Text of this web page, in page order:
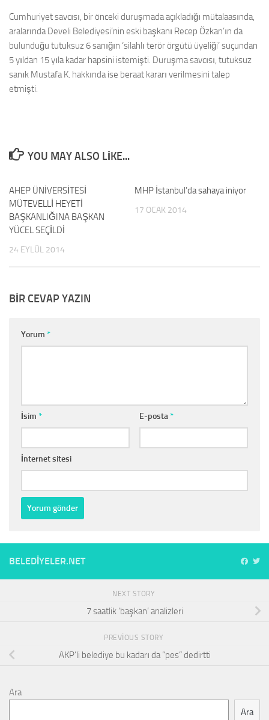
Cumhuriyet savcısı, bir önceki duruşmada açıkladığı mütalaasında,
aralarında Develi Belediyesi’nin eski başkanı Recep Özkan’ın da
bulunduğu tutuksuz 6 sanığın ‘silahlı terör örgütü üyeliği’ suçundan
5 yıldan 15 yıla kadar hapsini istemişti. Duruşma savcısı, tutuksuz
sanık Mustafa K. hakkında ise beraat kararı verilmesini talep
etmişti.
YOU MAY ALSO LIKE...
AHEP ÜNİVERSİTESİ
MÜTEVELLİ HEYETİ
BAŞKANLIĞINA BAŞKAN
YÜCEL SEÇİLDİ
24 EYLÜL 2014
MHP İstanbul’da sahaya iniyor
17 OCAK 2014
BIR CEVAP YAZIN
Yorum *
İsim * E-posta*
İnternet sitesi
BELEDIYELER.NET
NEXT STORY
7 saatlik ‘başkan’ analizleri
PREVIOUS STORY
AKP’li belediye bu kadarı da “pes” dedirtti
Ara
Ara